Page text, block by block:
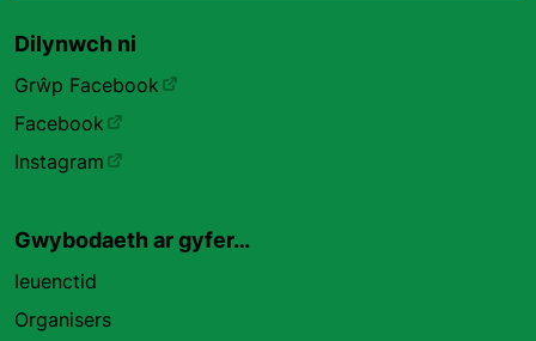
Dilynwch ni
Grŵp Facebook
Facebook
Instagram
Gwybodaeth ar gyfer…
Ieuenctid
Organisers